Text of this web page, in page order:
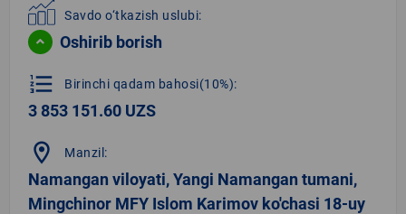
Savdo o‘tkazish uslubi:
Oshirib borish
format_list_numbered Birinchi qadam bahosi(10%):
3 853 151.60 UZS
location_on Manzil:
Namangan viloyati, Yangi Namangan tumani,
Mingchinor MFY Islom Karimov ko'chasi 18-uy